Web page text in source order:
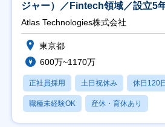
ジャー）／Fintech領域／設立5
Atlas Technologies株式会社
東京都
600万~1170万
正社員採用 土日祝休み 休日120
職種未経験OK 産休・育休あり